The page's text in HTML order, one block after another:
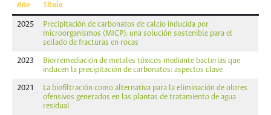
Año Título
2025
Precipitación de carbonatos de calcio inducida por
microorganismos (MICP): una solución sostenible para el
sellado de fracturas en rocas
2023
Biorremediación de metales tóxicos mediante bacterias que
inducen la precipitación de carbonatos: aspectos clave
2021
La biofiltración como alternativa para la eliminación de olores
ofensivos generados en las plantas de tratamiento de agua
residual